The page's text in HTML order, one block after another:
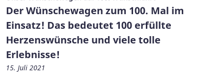
Der Wünschewagen zum 100. Mal im
Einsatz! Das bedeutet 100 erfüllte
Herzenswünsche und viele tolle
Erlebnisse!
15. Juli 2021